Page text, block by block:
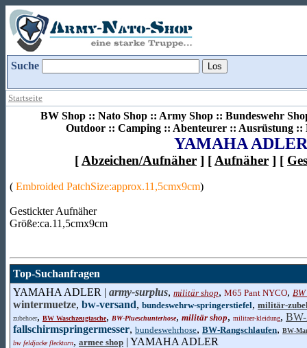
Suche
Startseite
BW Shop :: Nato Shop :: Army Shop :: Bundeswehr
Outdoor :: Camping :: Abenteurer :: Ausrüstung ::
YAMAHA
[ Abzeichen/Aufnäher ] [ Aufnäher ] [
( Embroided PatchSize:approx.11,5cmx9cm)
Gestickter Aufnäher
Größe:ca.11,5cmx9cm
Top-Suchanfragen
YAMAHA ADLER | army-surplus, militär shop, M65 Pant NYCO,
wintermuetze, bw-versand, bundeswehrw-springerstiefel, militär-
zubehoer, BW Waschzeugtasche, BW-Plueschunterhose, militär shop, militaer-kleidung,
fallschirmspringermesser, bundeswehrhose, BW-Rangschlaufen, BW-
bw feldjacke flecktarn, armee shop | YAMAHA ADLER